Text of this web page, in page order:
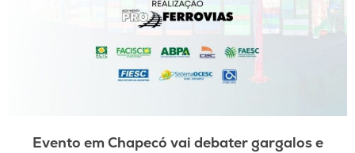
Evento em Chapecó vai debater gargalos e